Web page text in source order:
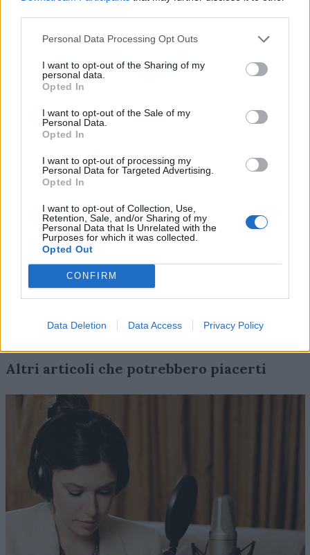
Personal Data Processing Opt Outs
I want to opt-out of the Sharing of my
personal data.
Opted In
I want to opt-out of the Sale of my
Personal Data.
Opted In
I want to opt-out of processing my
Personal Data for Targeted Advertising.
Opted In
I want to opt-out of Collection, Use,
Retention, Sale, and/or Sharing of my
Personal Data that Is Unrelated with the
Purposes for which it was collected.
Opted Out
CONFIRM
Data Deletion Data Access Privacy Policy
equity investment, fino a 100.000 euro per Proof of
competenze corporate, casi d’uso reali e opportunità di
co-sviluppo, oltre a supporto strategico e operativo
2026 PLAI opera affiancata da partner italiani e
internazionali come
Multiversity,PwC Italia,Startupbootcamp e
StartupItalia
Altri articoli che potrebbero piacerti